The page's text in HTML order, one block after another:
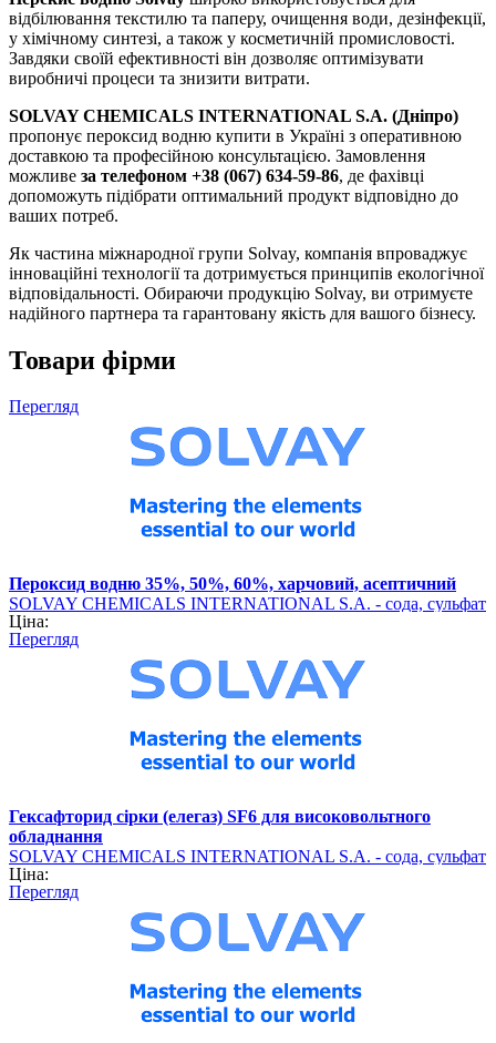
відбілювання текстилю та паперу, очищення води, дезінфекції,
у хімічному синтезі, а також у косметичній промисловості.
Завдяки своїй ефективності він дозволяє оптимізувати
виробничі процеси та знизити витрати.
SOLVAY CHEMICALS INTERNATIONAL S.A. (Дніпро)
пропонує пероксид водню купити в Україні з оперативною
доставкою та професійною консультацією. Замовлення
можливе за телефоном +38 (067) 634-59-86, де фахівці
допоможуть підібрати оптимальний продукт відповідно до
ваших потреб.
Як частина міжнародної групи Solvay, компанія впроваджує
інноваційні технології та дотримується принципів екологічної
відповідальності. Обираючи продукцію Solvay, ви отримуєте
надійного партнера та гарантовану якість для вашого бізнесу.
Товари фірми
Перегляд
Пероксид водню 35%, 50%, 60%, харчовий, асептичний
SOLVAY CHEMICALS INTERNATIONAL S.A. - сода, сульфат
барію (хімічна продукція)
Ціна:
Перегляд
Гексафторид сірки (елегаз) SF6 для високовольтного
обладнання
SOLVAY CHEMICALS INTERNATIONAL S.A. - сода, сульфат
барію (хімічна продукція)
Ціна:
Перегляд